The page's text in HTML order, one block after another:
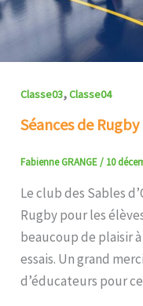
Classe03,Classe04
Séances de
Fabienne GRANGE/ 10
Le club des Sables
Rugby pour les
beaucoup de plaisir
essais. Un grand
d’éducateurs pour